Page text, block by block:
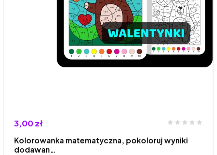
3,00 zł
Kolorowanka matematyczna, pokoloruj wyniki
dodawan…